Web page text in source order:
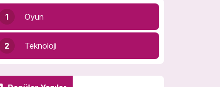
1 Oyun
2 Teknoloji